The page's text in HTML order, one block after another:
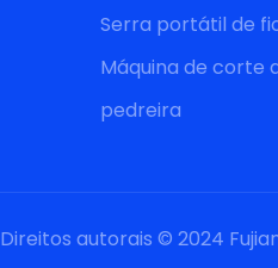
Serra portátil de
Máquina de corte
pedreira
Direitos autorais © 2024